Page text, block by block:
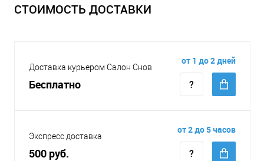
СТОИМОСТЬ ДОСТАВКИ
Доставка курьером Салон Снов
Бесплатно
от 1 до 2 дней
Экспресс доставка
500 руб.
от 2 до 5 часов